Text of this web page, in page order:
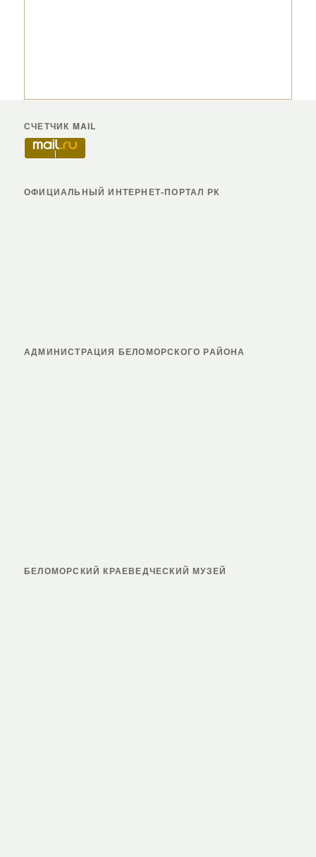
СЧЕТЧИК MAIL
ОФИЦИАЛЬНЫЙ ИНТЕРНЕТ-ПОРТАЛ РК
АДМИНИСТРАЦИЯ БЕЛОМОРСКОГО РАЙОНА
БЕЛОМОРСКИЙ КРАЕВЕДЧЕСКИЙ МУЗЕЙ